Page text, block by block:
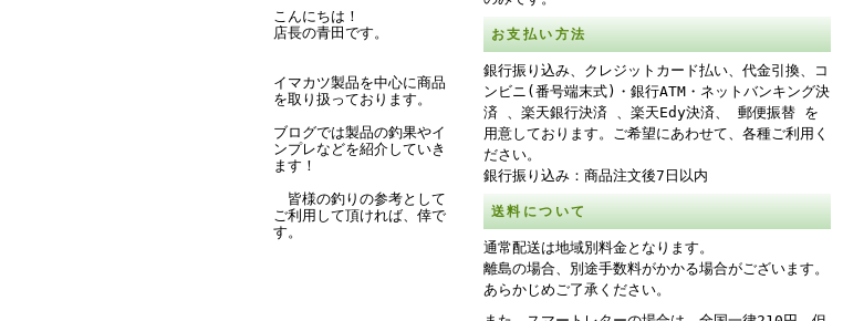
こんにちは！
店長の青田です。
イマカツ製品を中心に商品
を取り扱っております。
ブログでは製品の釣果やイ
ンプレなどを紹介していき
ます！
皆様の釣りの参考として
ご利用して頂ければ、倖で
す。
お支払い方法
銀行振り込み、クレジットカード払い、代金引換、コ
ンビニ(番号端末式)・銀行ATM・ネットバンキング決
済 、楽天銀行決済 、楽天Edy決済、 郵便振替 を
用意しております。ご希望にあわせて、各種ご利用く
ださい。
銀行振り込み：商品注文後7日以内
送料について
通常配送は地域別料金となります。
離島の場合、別途手数料がかかる場合がございます。
あらかじめご了承ください。